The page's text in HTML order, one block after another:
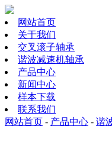
网站首页
关于我们
交叉滚子轴承
谐波减速机轴承
产品中心
新闻中心
样本下载
联系我们
网站首页 - 产品中心 - 谐